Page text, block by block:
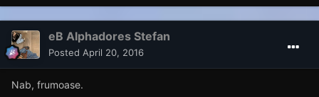
eB Alphadores Stefan
Posted April 20, 2016
Nab, frumoase.